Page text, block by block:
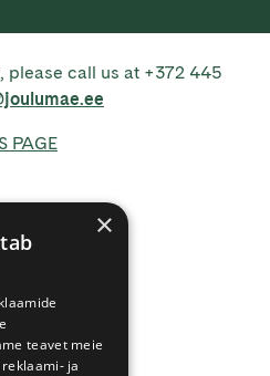
please call us at +372 445
PAGE
×
teavet meie
ja